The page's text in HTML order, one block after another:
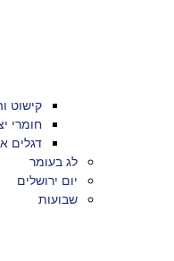
קישוט
חומרי
דגלים
לג בעומר
יום ירושלים
שבועות